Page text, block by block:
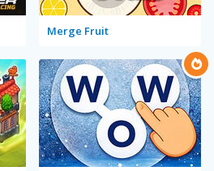
Merge Fruit